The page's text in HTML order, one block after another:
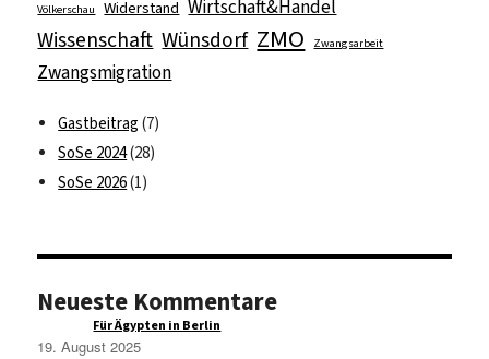
Völkerschau Widerstand Wirtschaft&Handel
Wissenschaft Wünsdorf ZMO Zwangsarbeit
Zwangsmigration
Gastbeitrag (7)
SoSe 2024(28)
SoSe 2026(1)
Neueste Kommentare
Für Ägypten in Berlin
19. August 2025